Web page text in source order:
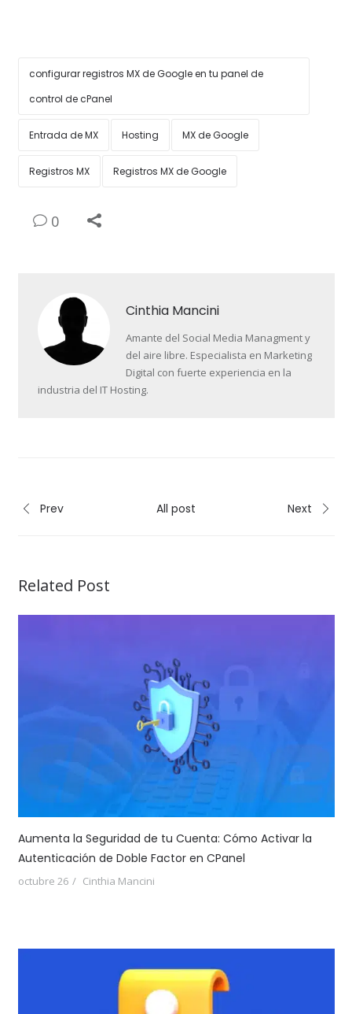
configurar registros MX de Google en tu panel de
control de cPanel
Entrada de MX Hosting MX de Google
Registros MX Registros MX de Google
0
Cinthia Mancini
Amante del Social Media Managment y
del aire libre. Especialista en Marketing
Digital con fuerte experiencia en la
industria del IT Hosting.
Prev All post Next
Related Post
Aumenta la Seguridad de tu Cuenta: Cómo Activar la
Autenticación de Doble Factor en CPanel
octubre 26 Cinthia Mancini